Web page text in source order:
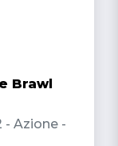
Brawl
- Azione -